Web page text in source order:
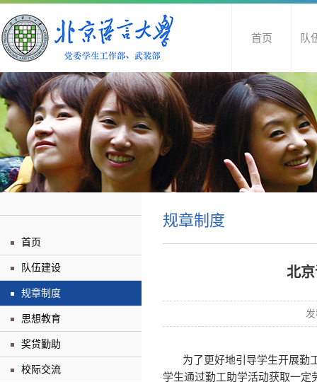
首页 队
首页
队伍建设
规章制度
思想教育
奖贷勤助
校际交流
规章制度
北
为了更好地引导学生开展勤
学生通过勤工助学活动获取一定